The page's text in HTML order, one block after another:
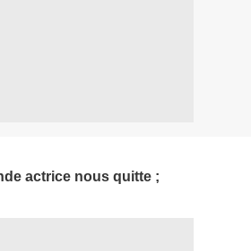
actrice nous quitte ;